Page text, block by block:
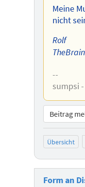
Meine
nicht
Rolf
TheBrain
--
sumpsi
Beitrag
Übersicht
Form an